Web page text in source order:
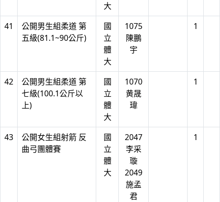
大
41
公開男生組柔道 第
五級(81.1~90公斤)
國
立
體
大
1075
陳鵬
宇
1
42
公開男生組柔道 第
七級(100.1公斤以
上)
國
立
體
大
1070
黄晟
瑋
1
43
公開女生組射箭 反
曲弓團體賽
國
立
體
大
2047
李采
璇
2049
施孟
君
1